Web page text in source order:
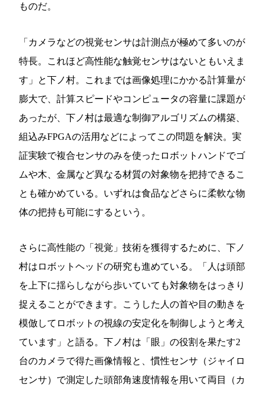
ものだ。
「カメラなどの視覚センサは計測点が極めて多いのが
特長。これほど高性能な触覚センサはないともいえま
す」と下ノ村。これまでは画像処理にかかる計算量が
膨大で、計算スピードやコンピュータの容量に課題が
あったが、下ノ村は最適な制御アルゴリズムの構築、
組込みFPGAの活用などによってこの問題を解決。実
証実験で複合センサのみを使ったロボットハンドでゴ
ムや木、金属など異なる材質の対象物を把持できるこ
とも確かめている。いずれは食品などさらに柔軟な物
体の把持も可能にするという。
さらに高性能の「視覚」技術を獲得するために、下ノ
村はロボットヘッドの研究も進めている。「人は頭部
を上下に揺らしながら歩いていても対象物をはっきり
捉えることができます。こうした人の首や目の動きを
模倣してロボットの視線の安定化を制御しようと考え
ています」と語る。下ノ村は「眼」の役割を果たす2
台のカメラで得た画像情報と、慣性センサ（ジャイロ
センサ）で測定した頭部角速度情報を用いて両目（カ